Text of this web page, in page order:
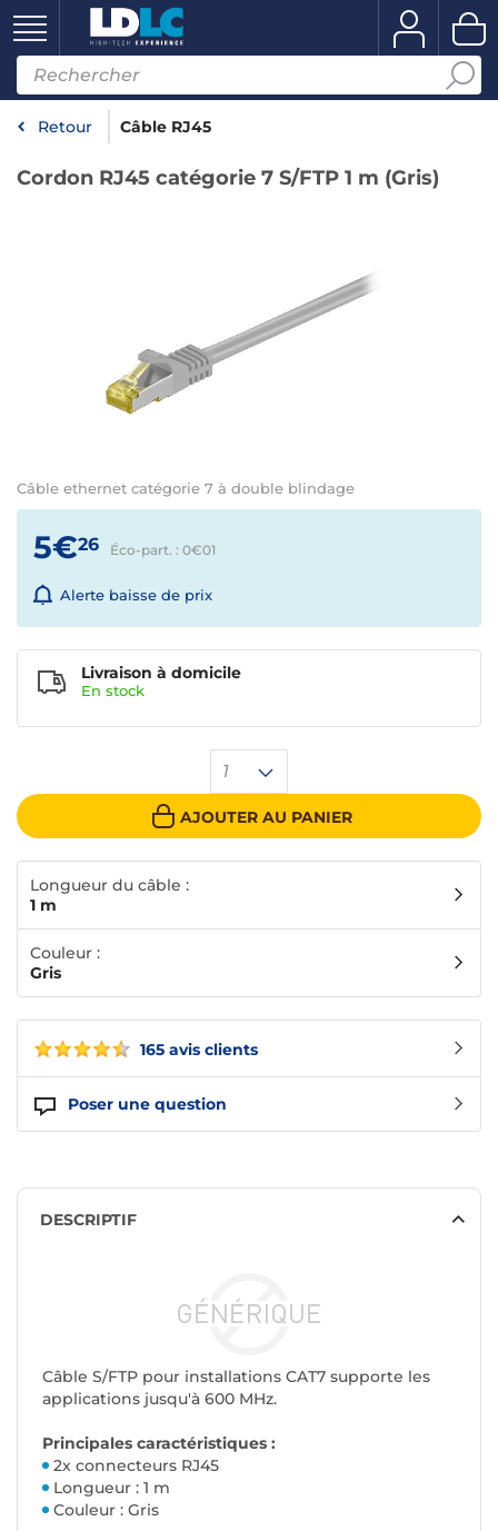
Retour Câble RJ45
Cordon RJ45 catégorie 7 S/FTP 1 m (Gris)
Câble ethernet catégorie 7 à double blindage
165 avis clients
Poser une question
5€26 Éco-part. : 0€01
Alerte baisse de prix
1
AJOUTER AU PANIER
Livraison à domicile
En stock
Longueur du câble :
1 m
Couleur :
Gris
DESCRIPTIF
Câble S/FTP pour installations CAT7 supporte les
applications jusqu'à 600 MHz.
Principales caractéristiques :
2x connecteurs RJ45
Longueur : 1 m
Couleur : Gris